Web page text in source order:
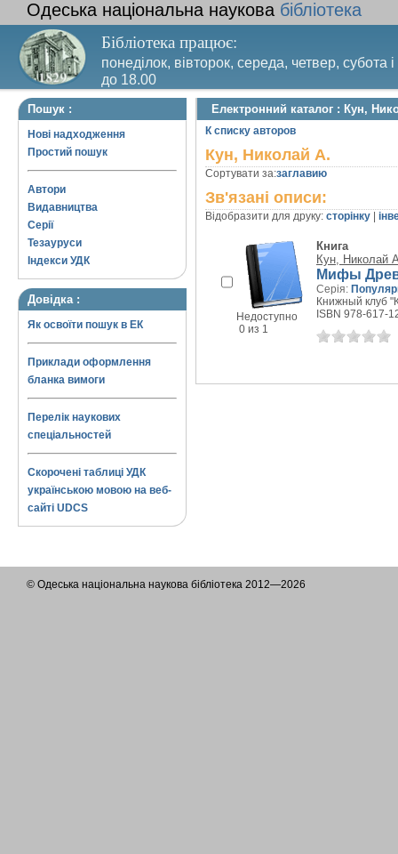
Одеська національна наукова бібліотека
Бібліотека працює:
понеділок, вівторок, середа, четвер, субота
до 18.00
Вихідний день – п’ятниця. Останній четвер
Пошук :
Нові надходження
Простий пошук
Автори
Видавництва
Серії
Тезауруси
Індекси УДК
Довідка :
Як освоїти пошук в ЕК
Приклади оформлення
бланка вимоги
Перелік наукових
спеціальностей
Скорочені таблиці УДК
українською мовою на веб-
сайті UDCS
Електронний каталог : Кун,
К списку авторов
Кун, Николай А.
Сортувати за:заглавию
Зв'язані описи:
Відобразити для друку: сторінку
Недоступно
0 из 1
Книга
Кун, Николай
Мифы
Серія:
Книжный клуб
ISBN 978-617-
© Одеська національна наукова бібліотека 2012—2026